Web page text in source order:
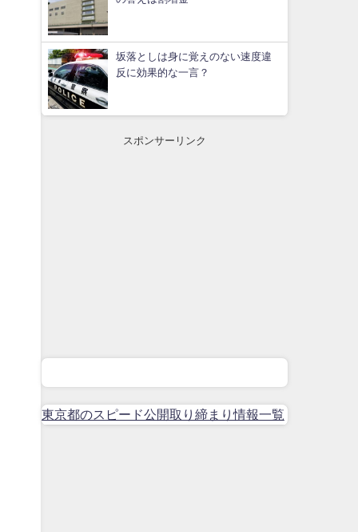
坂落としは身に覚えのない速度違
反に効果的な一言？
スポンサーリンク
東京都のスピード公開取り締まり情報一覧